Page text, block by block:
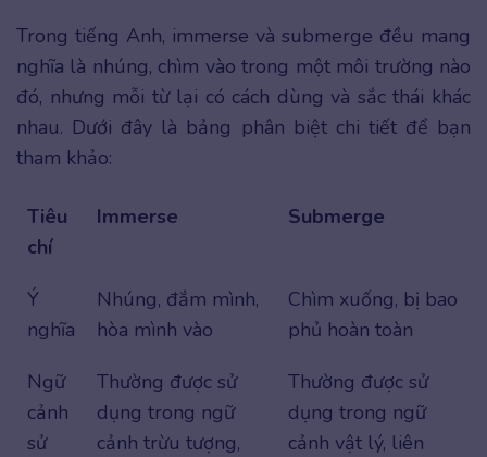
Trong tiếng Anh, immerse và submerge đều mang
nghĩa là nhúng, chìm vào trong một môi trường nào
đó, nhưng mỗi từ lại có cách dùng và sắc thái khác
nhau. Dưới đây là bảng phân biệt chi tiết để bạn
tham khảo:
Tiêu
chí
Immerse Submerge
Ý
nghĩa
Nhúng, đắm mình,
hòa mình vào
Chìm xuống, bị bao
phủ hoàn toàn
Ngữ
cảnh
sử
Thường được sử
dụng trong ngữ
cảnh trừu tượng,
Thường được sử
dụng trong ngữ
cảnh vật lý, liên